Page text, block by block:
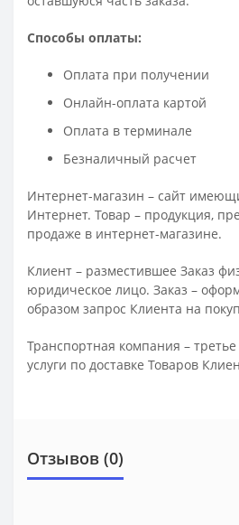
Способы оплаты:
Оплата при получении
Онлайн-оплата картой
Оплата в терминале
Безналичный расчет
Интернет-магазин – сайт
Интернет. Товар – продукция,
продаже в интернет-магазине.
Клиент – разместившее Заказ
юридическое лицо. Заказ –
образом запрос Клиента на
Транспортная компания –
услуги по доставке Товаров
Отзывов (0)